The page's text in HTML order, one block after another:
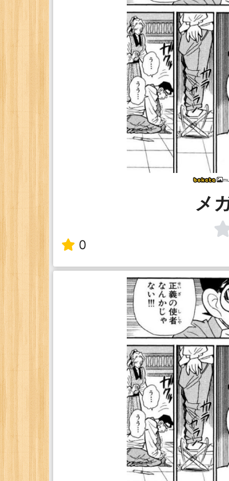
メ
0